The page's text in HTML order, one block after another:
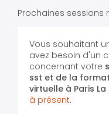
Prochaines sessions
Vous souhaitant
avez besoin d'un
concernant votre
sst et de la
virtuelle à Paris
à présent.